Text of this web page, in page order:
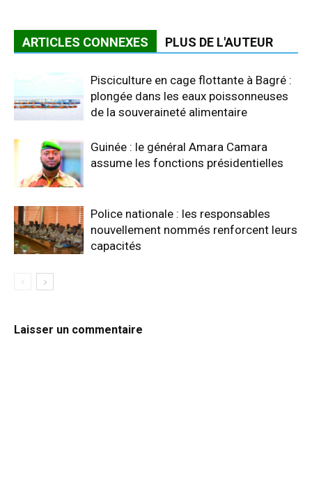
ARTICLES CONNEXES PLUS DE L'AUTEUR
Pisciculture en cage flottante à Bagré :
plongée dans les eaux poissonneuses
de la souveraineté alimentaire
Guinée : le général Amara Camara
assume les fonctions présidentielles
Police nationale : les responsables
nouvellement nommés renforcent leurs
capacités
Laisser un commentaire